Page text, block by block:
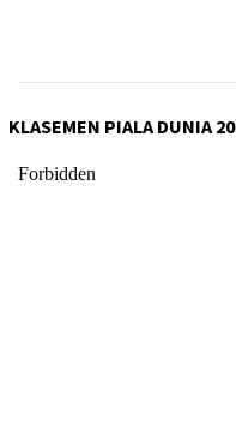
KLASEMEN PIALA DUNIA